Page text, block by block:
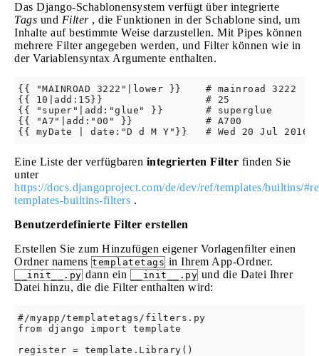
Das Django-Schablonensystem verfügt über integrierte
Tags und Filter, die Funktionen in der Schablone sind, um
Inhalte auf bestimmte Weise darzustellen. Mit Pipes können
mehrere Filter angegeben werden, und Filter können wie in
der Variablensyntax Argumente enthalten.
{{ "MAINROAD 3222"|lower }}    # mainroad 3222
{{ 10|add:15}}                 # 25
{{ "super"|add:"glue" }}       # superglue
{{ "A7"|add:"00" }}            # A700
Eine Liste der verfügbaren integrierten Filter finden Sie
unter
https://docs.djangoproject.com/de/dev/ref/templates/builtins/
templates-builtins-filters .
Benutzerdefinierte Filter erstellen
Erstellen Sie zum Hinzufügen eigener Vorlagenfilter einen
Ordner namens templatetags in Ihrem App-Ordner.
__init__.py dann ein __init__.py und die Datei Ihrer
Datei hinzu, die die Filter enthalten wird:
#/myapp/templatetags/filters.py
from django import template
register = template.Library()